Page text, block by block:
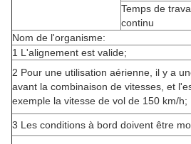
Temps de
continu
Nom de l'organisme:
1 L'alignement est valide;
2 Pour une utilisation aérienne, il y a
avant la combinaison de vitesses, et
exemple la vitesse de vol de 150 km/h;
3 Les conditions à bord doivent être